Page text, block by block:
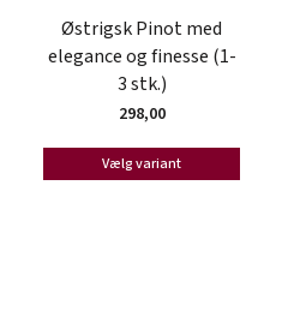
Østrigsk Pinot med
elegance og finesse (1-
3 stk.)
298,00
Vælg variant